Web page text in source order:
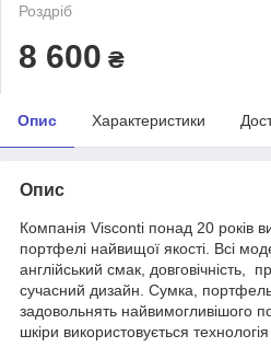
Роздріб
8 600 ₴
Опис Характеристики
Опис
Компанія Visconti понад 20 років
портфелі найвищої якості. Всі
англійський смак, довговічність,
сучасний дизайн. Сумка,
задовольнять найвимогливішого
шкіри використовується